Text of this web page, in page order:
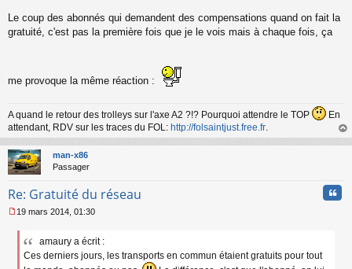
n
o
Le coup des abonnés qui demandent des compensations quand on fait la
gratuité, c'est pas la première fois que je le vois mais à chaque fois, ça
me provoque la même réaction :
A quand le retour des trolleys sur l'axe A2 ?!? Pourquoi attendre le TOP
En
attendant, RDV sur les traces du FOL: http://folsaintjust.free.fr.
au
man-x86
Passager
Re: Gratuité du réseau
e
19 mars 2014, 01:30
amaury a écrit :
Ces derniers jours, les transports en commun étaient gratuits pour tout